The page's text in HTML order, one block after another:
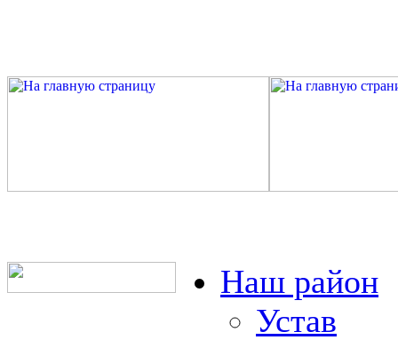
Наш район
Устав